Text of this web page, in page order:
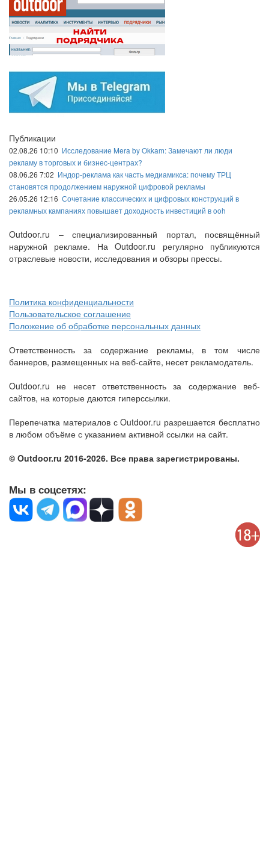
Публикации
02.08.26 10:10 Исследование Mera by Okkam: Замечают ли люди
рекламу в торговых и бизнес-центрах?
08.06.26 7:02 Индор-реклама как часть медиамикса: почему ТРЦ
становятся продолжением наружной цифровой рекламы
26.05.26 12:16 Сочетание классических и цифровых конструкций в
рекламных кампаниях повышает доходность инвестиций в ooh
Outdoor.ru – специализированный портал, посвящённый
наружной рекламе. На Outdoor.ru регулярно публикуются
отраслевые новости, исследования и обзоры прессы.
Политика конфиденциальности
Пользовательское соглашение
Положение об обработке персональных данных
Ответственность за содержание рекламы, в том числе
баннеров, размещенных на веб-сайте, несет рекламодатель.
Outdoor.ru не несет ответственность за содержание веб-
сайтов, на которые даются гиперссылки.
Перепечатка материалов с Outdoor.ru разрешается бесплатно
в любом объёме с указанием активной ссылки на сайт.
© Outdoor.ru 2016-2026. Все права зарегистрированы.
Мы в соцсетях: